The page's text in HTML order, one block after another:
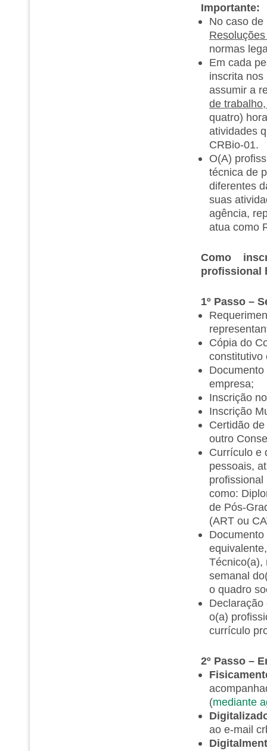
Importante:
No caso
normas
Em cada
inscrita
assumir a
de
quatro)
atividades
CRBio-01.
O(A)
técnica de
diferentes
suas
agência,
atua como
Como
profissional
1º Passo –
Cópia do
constitutivo
empresa;
Inscrição
Inscrição
Certidão
outro
Currículo e
pessoais,
como:
de Pós-
(ART ou
Técnico(a),
semanal
o quadro
o(a)
currículo
2º Passo –
(mediante
ao e-mail